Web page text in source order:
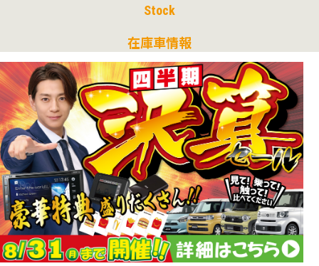
在庫車情報
Stock